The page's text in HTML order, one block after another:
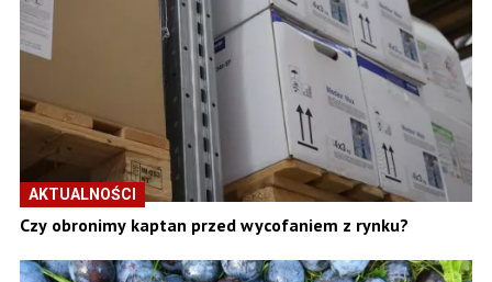
AKTUALNOŚCI
Czy obronimy kaptan przed wycofaniem z rynku?